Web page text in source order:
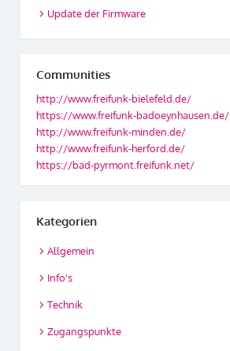
Update der Firmware
Communities
http://www.freifunk-bielefeld.de/
https://www.freifunk-badoeynhausen.de/
http://www.freifunk-minden.de/
http://www.freifunk-herford.de/
https://bad-pyrmont.freifunk.net/
Kategorien
Allgemein
Info's
Technik
Zugangspunkte